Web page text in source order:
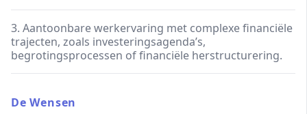
3. Aantoonbare werkervaring met complexe financiële
trajecten, zoals investeringsagenda’s,
begrotingsprocessen of financiële herstructurering.
De Wensen